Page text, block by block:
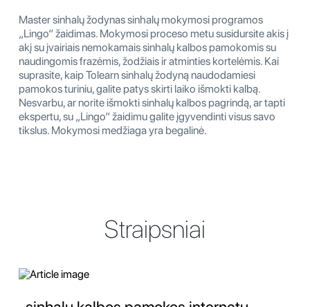
Master sinhalų žodynas sinhalų mokymosi programos
„Lingo“ žaidimas. Mokymosi proceso metu susidursite akis į
akį su įvairiais nemokamais sinhalų kalbos pamokomis su
naudingomis frazėmis, žodžiais ir atminties kortelėmis. Kai
suprasite, kaip Tolearn sinhalų žodyną naudodamiesi
pamokos turiniu, galite patys skirti laiko išmokti kalbą.
Nesvarbu, ar norite išmokti sinhalų kalbos pagrindą, ar tapti
ekspertu, su „Lingo“ žaidimu galite įgyvendinti visus savo
tikslus. Mokymosi medžiaga yra begalinė.
Straipsniai